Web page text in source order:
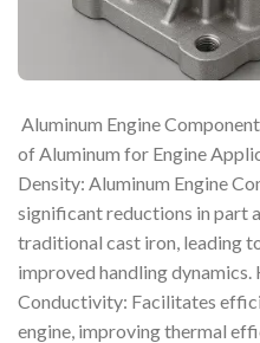
Aluminum Engine
of Aluminum for Engine
Density: Aluminum Engine
significant reductions in part
traditional cast iron, leading
improved handling dynamics.
Conductivity: Facilitates
engine, improving thermal